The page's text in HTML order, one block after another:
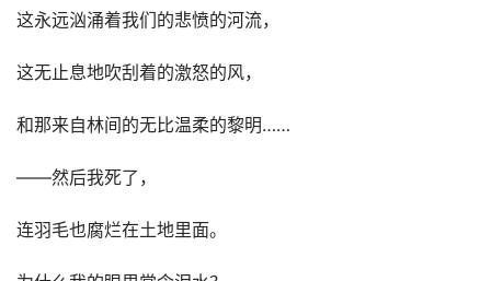
这永远汹涌着我们的悲愤的河流，
这无止息地吹刮着的激怒的风，
和那来自林间的无比温柔的黎明……
——然后我死了，
连羽毛也腐烂在土地里面。